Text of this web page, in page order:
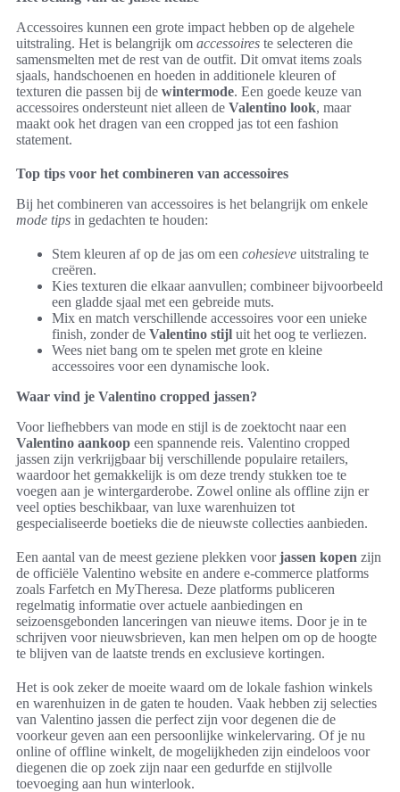
Accessoires kunnen een grote impact hebben op de algehele
uitstraling. Het is belangrijk om accessoires te selecteren die
samensmelten met de rest van de outfit. Dit omvat items zoals
sjaals, handschoenen en hoeden in additionele kleuren of
texturen die passen bij de wintermode. Een goede keuze van
accessoires ondersteunt niet alleen de Valentino look, maar
maakt ook het dragen van een cropped jas tot een fashion
statement.
Top tips voor het combineren van accessoires
Bij het combineren van accessoires is het belangrijk om enkele
mode tips in gedachten te houden:
Stem kleuren af op de jas om een cohesieve uitstraling te
creëren.
Kies texturen die elkaar aanvullen; combineer bijvoorbeeld
een gladde sjaal met een gebreide muts.
Mix en match verschillende accessoires voor een unieke
finish, zonder de Valentino stijl uit het oog te verliezen.
Wees niet bang om te spelen met grote en kleine
accessoires voor een dynamische look.
Waar vind je Valentino cropped jassen?
Voor liefhebbers van mode en stijl is de zoektocht naar een
Valentino aankoop een spannende reis. Valentino cropped
jassen zijn verkrijgbaar bij verschillende populaire retailers,
waardoor het gemakkelijk is om deze trendy stukken toe te
voegen aan je wintergarderobe. Zowel online als offline zijn er
veel opties beschikbaar, van luxe warenhuizen tot
gespecialiseerde boetieks die de nieuwste collecties aanbieden.
Een aantal van de meest geziene plekken voorjassen kopen zijn
de officiële Valentino website en andere e-commerce platforms
zoals Farfetch en MyTheresa. Deze platforms publiceren
regelmatig informatie over actuele aanbiedingen en
seizoensgebonden lanceringen van nieuwe items. Door je in te
schrijven voor nieuwsbrieven, kan men helpen om op de hoogte
te blijven van de laatste trends en exclusieve kortingen.
Het is ook zeker de moeite waard om de lokale fashion winkels
en warenhuizen in de gaten te houden. Vaak hebben zij selecties
van Valentino jassen die perfect zijn voor degenen die de
voorkeur geven aan een persoonlijke winkelervaring. Of je nu
online of offline winkelt, de mogelijkheden zijn eindeloos voor
diegenen die op zoek zijn naar een gedurfde en stijlvolle
toevoeging aan hun winterlook.